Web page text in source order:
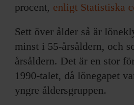
procent, enligt Statistiska
Sett över ålder så är
minst i 55-årsåldern, och
årsåldern. Det är en stor
1990-talet, då lönegapet
yngre åldersgruppen.